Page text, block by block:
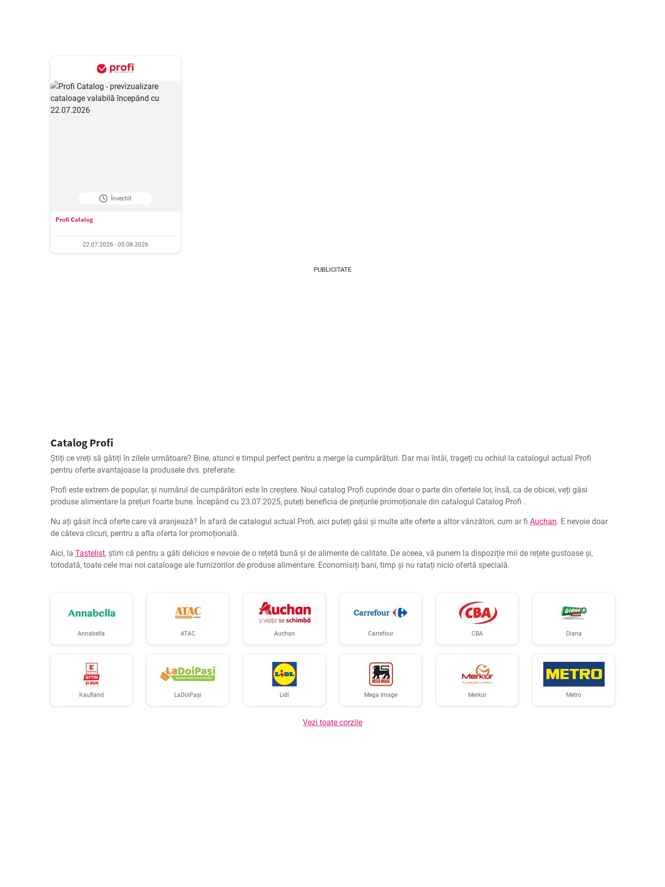
Învechit
Profi Catalog
22.07.2026 - 05.08.2026
PUBLICITATE
Catalog Profi
Știți ce vreți să gătiți în zilele următoare? Bine, atunci e timpul perfect pentru a merge la cumpărături. Dar mai întâi, trageți cu ochiul la catalogul actual Profi
pentru oferte avantajoase la produsele dvs. preferate.
Profi este extrem de popular, și numărul de cumpărători este în creștere. Noul catalog Profi cuprinde doar o parte din ofertele lor, însă, ca de obicei, veți găsi
produse alimentare la prețuri foarte bune. Începând cu 23.07.2025, puteți beneficia de prețurile promoționale din catalogul Catalog Profi .
Nu ați găsit încă oferte care vă aranjează? În afară de catalogul actual Profi, aici puteți găsi și multe alte oferte a altor vânzători, cum ar fi Auchan. E nevoie doar
de câteva clicuri, pentru a afla oferta lor promoțională.
Aici, la Tastelist, știm că pentru a găti delicios e nevoie de o rețetă bună și de alimente de calitate. De aceea, vă punem la dispoziție mii de rețete gustoase și,
totodată, toate cele mai noi cataloage ale furnizorilor de produse alimentare. Economisiți bani, timp și nu ratați nicio ofertă specială.
Annabella ATAC Auchan Carrefour CBA Diana
Kaufland LaDoiPași Lidl Mega Image Merkur Metro
Vezi toate corzile